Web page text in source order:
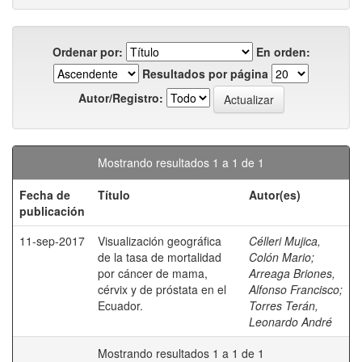
Ordenar por:
En orden:
Resultados por página
Autor/Registro:
Mostrando resultados 1 a 1 de 1
Fecha de
publicación
Título Autor(es)
11-sep-2017
Visualización geográfica
de la tasa de mortalidad
por cáncer de mama,
cérvix y de próstata en el
Ecuador.
Célleri Mujica,
Colón Mario;
Arreaga Briones,
Alfonso Francisco;
Torres Terán,
Leonardo André
Mostrando resultados 1 a 1 de 1